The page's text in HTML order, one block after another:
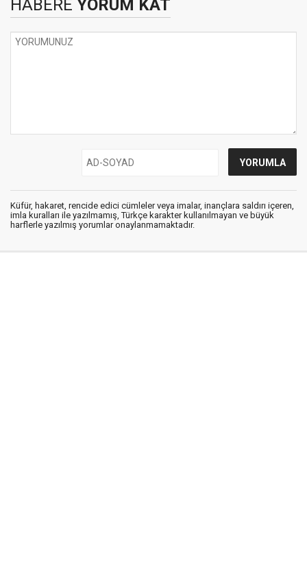
HABERE YORUM KAT
Küfür, hakaret, rencide edici cümleler veya imalar, inançlara saldırı içeren,
imla kuralları ile yazılmamış, Türkçe karakter kullanılmayan ve büyük
harflerle yazılmış yorumlar onaylanmamaktadır.